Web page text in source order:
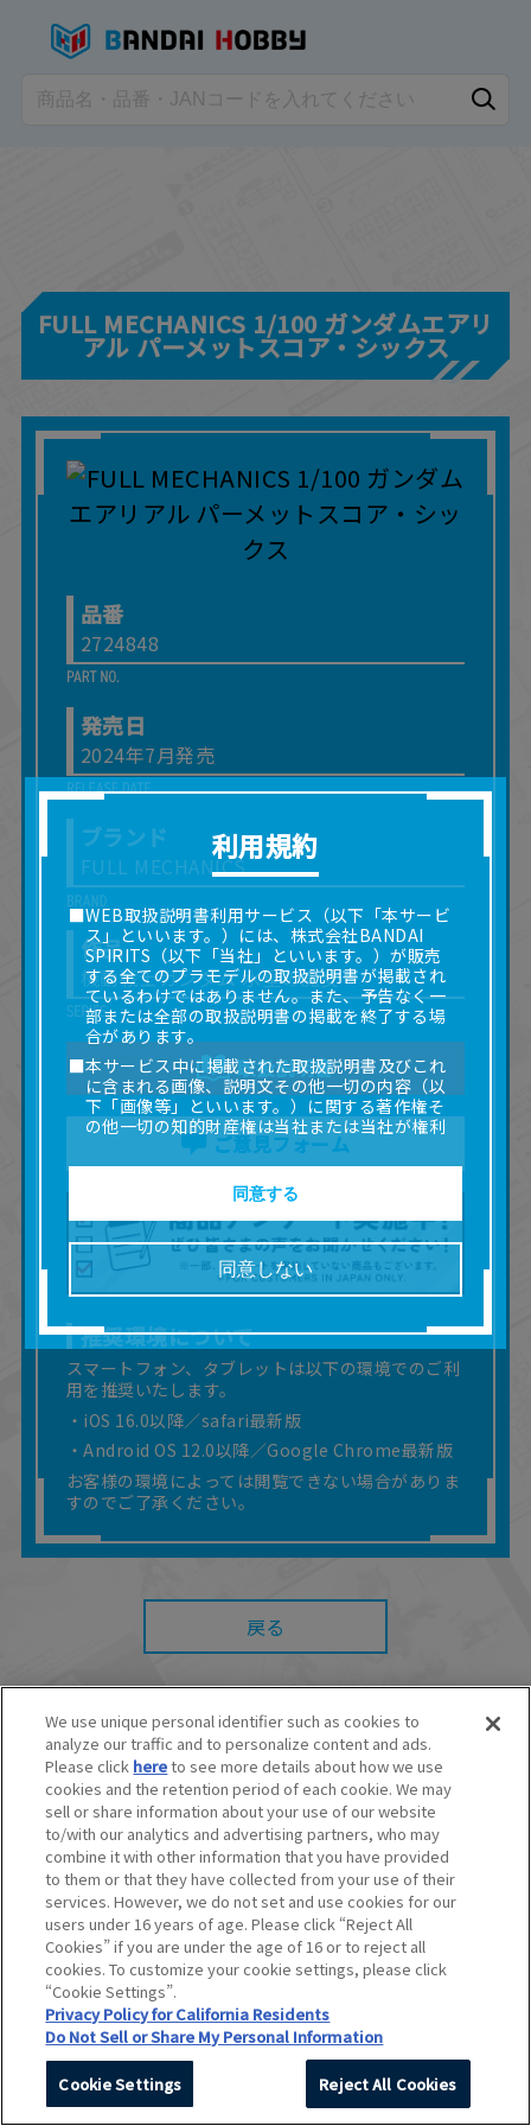
FULL MECHANICS 1/100 ガンダムエアリ
アル パーメットスコア・シックス
品番
2724848
発売日
2024年7月発売
ブランド
FULL MECHANICS
作品
機動戦士ガンダム 水星の魔女
取扱説明書
ご意見フォーム
推奨環境について
スマートフォン、タブレットは以下の環境でのご利
用を推奨いたします。
・iOS 16.0以降／safari最新版
・Android OS 12.0以降／Google Chrome最新版
お客様の環境によっては閲覧できない場合がありま
すのでご了承ください。
戻る
© BANDAI SPIRITS CO.,LTD. ALL RIGHTS RESERVED.
©創通・サンライズ ©創通・サンライズ・MBS
©SOTSU・SUNRISE ©SOTSU・SUNRISE・MBS
©Nintendo・Creatures・GAME FREAK・TV Tokyo・ShoPro・JR Kikaku
©Pokémon
©Pokémon. ©Nintendo/Creatures Inc./GAME FREAK inc.
このホームページに掲載されている全ての画像、文章、データなどの無断
転用、転載をお断りします。
Unauthorized use or reproduction of materials contained in this page
is strictly prohibited.
Do Not Sell or Share My Personal Information
We use unique personal identifier such as cookies to
analyze our traffic and to personalize content and ads.
Please click hereto see more details about how we use
cookies and the retention period of each cookie. We may
sell or share information about your use of our website
to/with our analytics and advertising partners, who may
combine it with other information that you have provided
to them or that they have collected from your use of their
services. However, we do not set and use cookies for our
users under 16 years of age. Please click “Reject All
Cookies” if you are under the age of 16 or to reject all
cookies. To customize your cookie settings, please click
“Cookie Settings”.
Privacy Policy for California Residents
Do Not Sell or Share My Personal Information
Cookie Settings Reject All Cookies
利用規約
■WEB取扱説明書利用サービス（以下「本サービ
ス」といいます。）には、株式会社BANDAI
SPIRITS（以下「当社」といいます。）が販売
する全てのプラモデルの取扱説明書が掲載され
ているわけではありません。また、予告なく一
部または全部の取扱説明書の掲載を終了する場
合があります。
■本サービス中に掲載された取扱説明書及びこれ
に含まれる画像、説明文その他一切の内容（以
下「画像等」といいます。）に関する著作権そ
の他一切の知的財産権は当社または当社が権利
の許諾を受ける第三者に帰属します。
■取扱説明書及び画像等の一部または全部を私的
使用（本サービス内の意見投稿の目的での画像
等の利用を含みます。）を超えて使用（複製、
複写、改変、掲示、頒布、配信、販売、出版等
を含むがこれに限りません。）することは禁止
いたします。
■掲載している取扱説明書は、お客様が購入され
た商品に同梱されたものと異なる場合がありま
す。
■対象商品仕様の変更などにより、取扱説明書の
内容は予告なく変更される場合があります。
■当社は、取扱説明書の正確性確保に努めており
ますが、取扱説明書の完全性を保証するもので
はありません。
■お客様のご利用環境によっては、本サービスを
ご利用いただけない場合があります。
■本サービスを利用したこと、または利用できな
かったことにより利用者に何らかの損害が生じ
また、本サイトを利用したことによって、利用
者の通信機器、ネットワークへの障害（コンピ
ューターウィルスに起因する障害を含みま
も負いません。
■当社は、本サービスの内容・条件を予告なく変
更または停止することがあります。また当社
は、本サービスの提供を終了することがありま
す。
■本サービスのご利用にあたり、ウェブサイトご
利用条件およびその他別途当社が定める規約が
ある場合、これらに従ってご利用ください。
同意しない
同意する